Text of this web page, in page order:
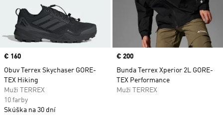
Price
€ 160
Obuv Terrex Skychaser GORE-
TEX Hiking
Muži TERREX
10 farby
Skúška na 30 dní
Price
€ 200
Bunda Terrex Xperior 2L GORE-
TEX Performance
Muži TERREX